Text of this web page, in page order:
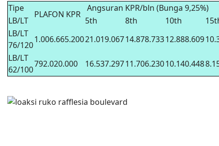
Tipe
PLAFON KPR
Angsuran KPR/bln (Bunga 9,25%)
LB/LT
5th 8th 10th
LB/LT
76/120
1.006.665.20021.019.06714.878.73312.888.609
LB/LT
62/100
792.020.000 16.537.29711.706.23010.140.448